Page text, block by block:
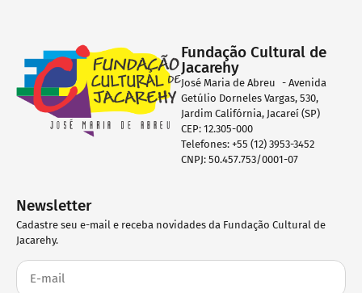
Fundação Cultural de
Jacarehy
José Maria de Abreu - Avenida
Getúlio Dorneles Vargas, 530,
Jardim Califórnia, Jacareí (SP)
CEP: 12.305-000
Telefones: +55 (12) 3953-3452
CNPJ: 50.457.753/0001-07
Newsletter
Cadastre seu e-mail e receba novidades da Fundação Cultural de
Jacarehy.